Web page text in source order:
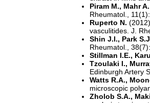
Piram M., Mahr
Rheumatol.,
Ruperto N.
vasculitides. J.
Shin J.I., Park
Rheumatol.,
Stillman I.E.,
Tzoulaki I.,
Edinburgh Artery
Watts R.A.,
microscopic
Zholob S.A.,